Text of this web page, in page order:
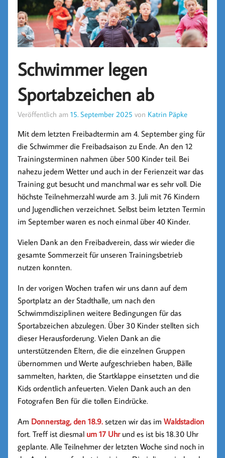
Schwimmer legen
Sportabzeichen ab
Veröffentlich am15. September 2025 von Katrin Päpke
Mit dem letzten Freibadtermin am 4. September ging für
die Schwimmer die Freibadsaison zu Ende. An den 12
Trainingsterminen nahmen über 500 Kinder teil. Bei
nahezu jedem Wetter und auch in der Ferienzeit war das
Training gut besucht und manchmal war es sehr voll. Die
höchste Teilnehmerzahl wurde am 3. Juli mit 76 Kindern
und Jugendlichen verzeichnet. Selbst beim letzten Termin
im September waren es noch einmal über 40 Kinder.
Vielen Dank an den Freibadverein, dass wir wieder die
gesamte Sommerzeit für unseren Trainingsbetrieb
nutzen konnten.
In der vorigen Wochen trafen wir uns dann auf dem
Sportplatz an der Stadthalle, um nach den
Schwimmdisziplinen weitere Bedingungen für das
Sportabzeichen abzulegen. Über 30 Kinder stellten sich
dieser Herausforderung. Vielen Dank an die
unterstützenden Eltern, die die einzelnen Gruppen
übernommen und Werte aufgeschrieben haben, Bälle
sammelten, harkten, die Startklappe einsetzten und die
Kids ordentlich anfeuerten. Vielen Dank auch an den
Fotografen Ben für die tollen Eindrücke.
Am Donnerstag, den 18.9.setzen wir das imWaldstadion
fort. Treff ist diesmal um 17 Uhrund es ist bis 18.30 Uhr
geplante. Alle Teilnehmer der letzten Woche sind noch in